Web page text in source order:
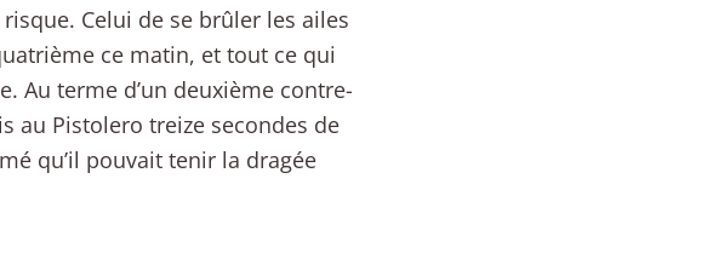
Celui de se brûler les ailes
ce matin, et tout ce qui
Au terme d’un deuxième contre-
au Pistolero treize secondes de
qu’il pouvait tenir la dragée